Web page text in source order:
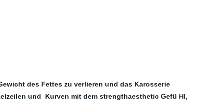
des Fettes zu verlieren und das Karosserie
und Kurven mit dem strengthaesthetic Gefü Hl,